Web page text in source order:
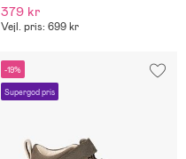
379 kr
Vejl. pris: 699 kr
-19%
Supergod pris